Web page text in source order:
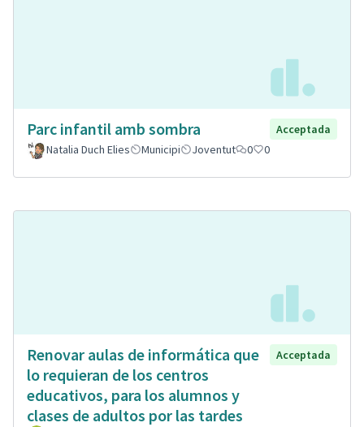
Parc infantil amb sombra
Acceptada
Natalia Duch Elies
Municipi Joventut 0 0
Renovar aulas de informática que
lo requieran de los centros
educativos, para los alumnos y
clases de adultos por las tardes
Acceptada